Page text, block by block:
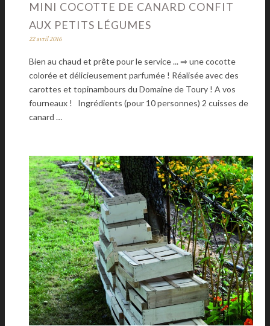
MINI COCOTTE DE CANARD CONFIT
AUX PETITS LÉGUMES
22 avril 2016
Bien au chaud et prête pour le service ... ⇒ une cocotte
colorée et délicieusement parfumée ! Réalisée avec des
carottes et topinambours du Domaine de Toury ! A vos
fourneaux ! Ingrédients (pour 10 personnes) 2 cuisses de
canard …